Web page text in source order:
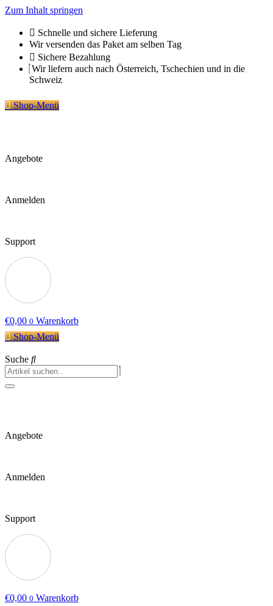
Zum Inhalt springen
Schnelle und sichere Lieferung
Wir versenden das Paket am selben Tag
Sichere Bezahlung
Wir liefern auch nach Österreich, Tschechien und in die
Schweiz
Shop-Menü
Angebote
Anmelden
Support
€0,00 0 Warenkorb
Shop-Menü
Suche
Angebote
Anmelden
Support
€0,00 0 Warenkorb